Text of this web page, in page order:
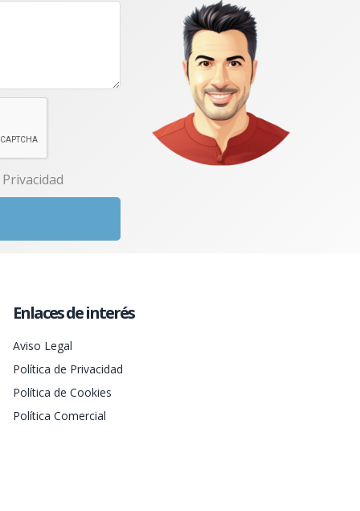
Enlaces de interés
Aviso Legal
Política de Privacidad
Política de Cookies
Política Comercial